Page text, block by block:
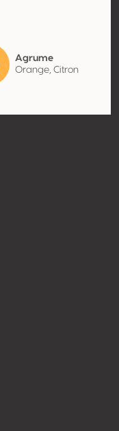
Agrume
Orange, Citron